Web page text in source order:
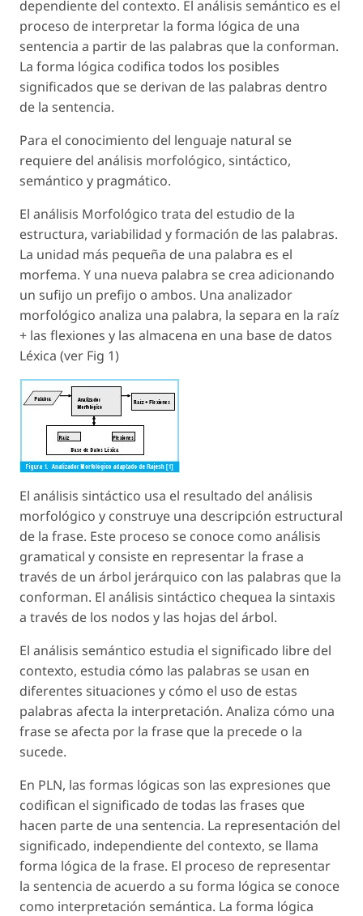
dependiente del contexto. El análisis semántico es el
proceso de interpretar la forma lógica de una
sentencia a partir de las palabras que la conforman.
La forma lógica codifica todos los posibles
significados que se derivan de las palabras dentro
de la sentencia.
Para el conocimiento del lenguaje natural se
requiere del análisis morfológico, sintáctico,
semántico y pragmático.
El análisis Morfológico trata del estudio de la
estructura, variabilidad y formación de las palabras.
La unidad más pequeña de una palabra es el
morfema. Y una nueva palabra se crea adicionando
un sufijo un prefijo o ambos. Una analizador
morfológico analiza una palabra, la separa en la raíz
+ las flexiones y las almacena en una base de datos
Léxica (ver Fig 1)
El análisis sintáctico usa el resultado del análisis
morfológico y construye una descripción estructural
de la frase. Este proceso se conoce como análisis
gramatical y consiste en representar la frase a
través de un árbol jerárquico con las palabras que la
conforman. El análisis sintáctico chequea la sintaxis
a través de los nodos y las hojas del árbol.
El análisis semántico estudia el significado libre del
contexto, estudia cómo las palabras se usan en
diferentes situaciones y cómo el uso de estas
palabras afecta la interpretación. Analiza cómo una
frase se afecta por la frase que la precede o la
sucede.
En PLN, las formas lógicas son las expresiones que
codifican el significado de todas las frases que
hacen parte de una sentencia. La representación del
significado, independiente del contexto, se llama
forma lógica de la frase. El proceso de representar
la sentencia de acuerdo a su forma lógica se conoce
como interpretación semántica. La forma lógica